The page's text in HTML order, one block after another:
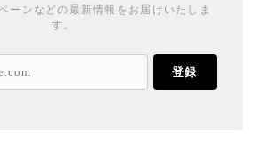
ーンなどの最新情報をお届けいたしま
す。
登録